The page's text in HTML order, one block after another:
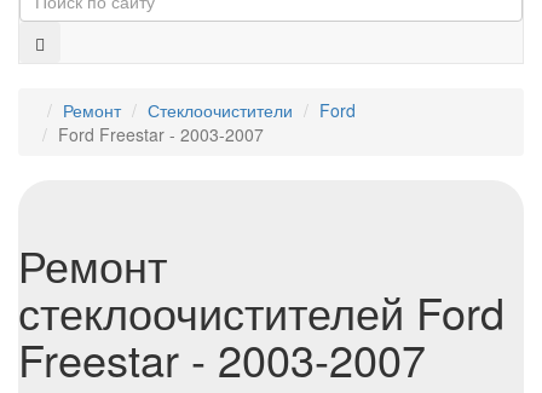
Ремонт Стеклоочистители
Ford
Ford Freestar - 2003-2007
Ремонт
стеклоочистителей Ford
Freestar - 2003-2007